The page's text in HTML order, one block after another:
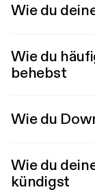
Wie du
Wie du
behebst
Wie du
Wie du
kündigst